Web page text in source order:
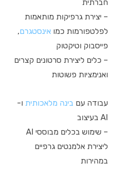
חברתית
– יצירת גרפיקות מותאמות
לפלטפורמות כמו אינסטגרם,
פייסבוק וטיקטוק
– כלים ליצירת סרטונים קצרים
ואנימציות פשוטות
עבודה עם בינה מלאכותית ו-
AI בעיצוב
– שימוש בכלים מבוססי AI
ליצירת אלמנטים גרפיים
במהירות